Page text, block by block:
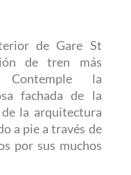
de Gare St
de tren más
la
fachada de la
la arquitectura
a pie a través de
por sus muchos